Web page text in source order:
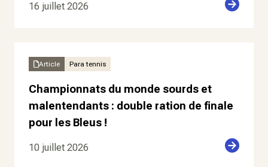
16 juillet 2026
Article Para tennis
Championnats du monde sourds et
malentendants : double ration de finale
pour les Bleus !
10 juillet 2026